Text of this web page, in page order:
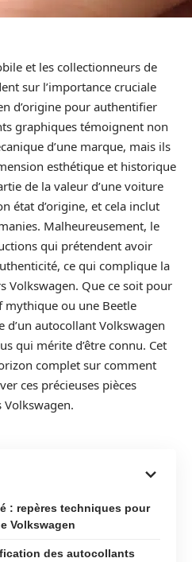
et les collectionneurs de
sur l’importance cruciale
d’origine pour authentifier
graphiques témoignent non
d’une marque, mais ils
esthétique et historique
de la valeur d’une voiture
état d’origine, et cela inclut
Malheureusement, le
qui prétendent avoir
ce qui complique la
Volkswagen. Que ce soit pour
mythique ou une Beetle
autocollant Volkswagen
qui mérite d’être connu. Cet
complet sur comment
ces précieuses pièces
Volkswagen.
: repères techniques pour
Volkswagen
des autocollants